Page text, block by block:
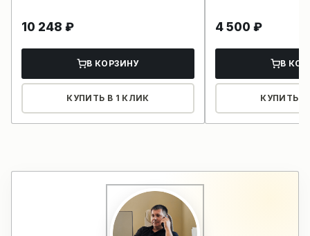
10 248 ₽
В КОРЗИНУ
КУПИТЬ В 1 КЛИК
4 500 ₽
В
КУПИТЬ В